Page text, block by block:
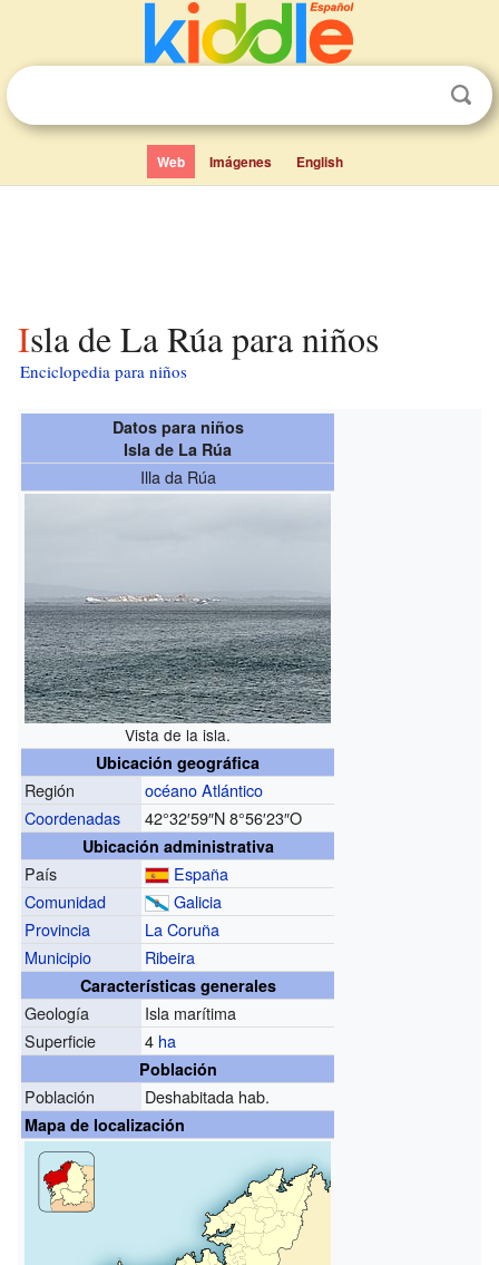
Web Imágenes English
Isla de La Rúa para niños
Enciclopedia para niños
Datos para niños
Isla de La Rúa
Illa da Rúa
Vista de la isla.
Ubicación geográfica
Región
océano Atlántico
Coordenadas
42°32′59″N8°56′23″O
Ubicación administrativa
País
España
Comunidad
Galicia
Provincia
La Coruña
Municipio
Ribeira
Características generales
Geología
Isla marítima
Superficie
4 ha
Población
Población Deshabitada hab.
Mapa de localización